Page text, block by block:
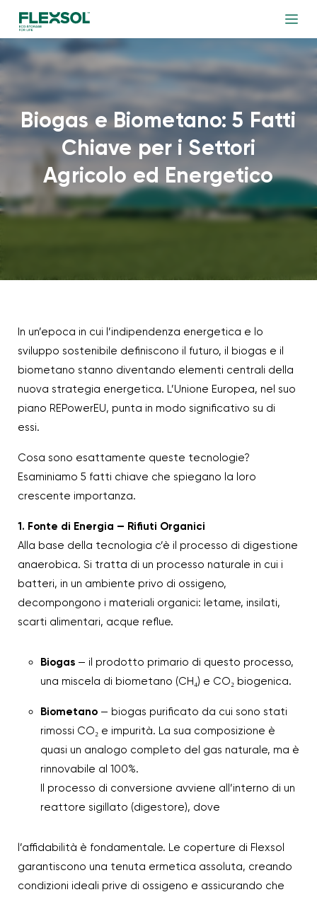
Biogas e Biometano: 5 Fatti
Chiave per i Settori
Agricolo ed Energetico
In un’epoca in cui l’indipendenza energetica e lo
sviluppo sostenibile definiscono il futuro, il biogas e il
biometano stanno diventando elementi centrali della
nuova strategia energetica. L’Unione Europea, nel suo
piano REPowerEU, punta in modo significativo su di
essi.
Cosa sono esattamente queste tecnologie?
Esaminiamo 5 fatti chiave che spiegano la loro
crescente importanza.
1. Fonte di Energia — Rifiuti Organici
Alla base della tecnologia c’è il processo di digestione
anaerobica. Si tratta di un processo naturale in cui i
batteri, in un ambiente privo di ossigeno,
decompongono i materiali organici: letame, insilati,
scarti alimentari, acque reflue.
Biogas — il prodotto primario di questo processo,
una miscela di biometano (CH₄) e CO₂ biogenica.
Biometano — biogas purificato da cui sono stati
rimossi CO₂ e impurità. La sua composizione è
quasi un analogo completo del gas naturale, ma è
rinnovabile al 100%.
Il processo di conversione avviene all’interno di un
reattore sigillato (digestore), dove
l’affidabilità è fondamentale. Le coperture di Flexsol
garantiscono una tenuta ermetica assoluta, creando
condizioni ideali prive di ossigeno e assicurando che